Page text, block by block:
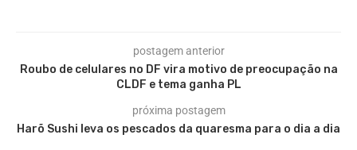
postagem anterior
Roubo de celulares no DF vira motivo de preocupação na
CLDF e tema ganha PL
próxima postagem
Harõ Sushi leva os pescados da quaresma para o dia a dia